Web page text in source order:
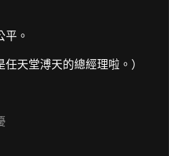
平。
任天堂溥天的總經理啦。）